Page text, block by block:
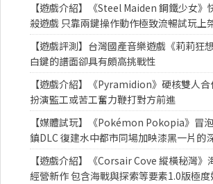
【遊戲介紹】《Steel Maiden 鋼鐵少女》
殺遊戲 只靠兩鍵操作動作極致流暢試玩上
【遊戲評測】台灣國產音樂遊戲《莉莉狂
白鍵的譜面卻具有頗高挑戰性
【遊戲介紹】《Pyramidion》硬核雙人
扮演監工或苦工奮力鞭打對方前進
【媒體試玩】《Pokémon Pokopia》冒
鎮DLC 復建水中都市同場加映漆黑一片的
【遊戲介紹】《Corsair Cove 縱橫秘灣》
經營新作 包含海戰與探索等要素1.0版極